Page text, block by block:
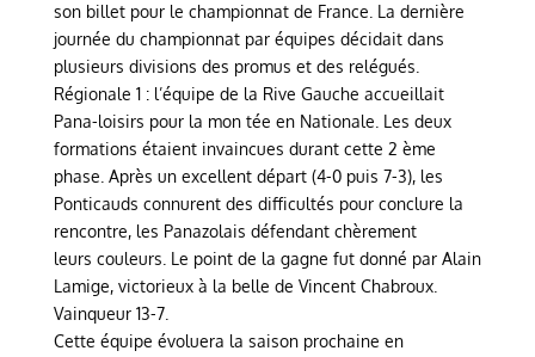
son billet pour le championnat de France. La dernière
journée du championnat par équipes décidait dans
plusieurs divisions des promus et des relégués.
Régionale 1 : l’équipe de la Rive Gauche accueillait
Pana-loisirs pour la mon tée en Nationale. Les deux
formations étaient invaincues durant cette 2 ème
phase. Après un excellent départ (4-0 puis 7-3), les
Ponticauds connurent des difficultés pour conclure la
rencontre, les Panazolais défendant chèrement
leurs couleurs. Le point de la gagne fut donné par Alain
Lamige, victorieux à la belle de Vincent Chabroux.
Vainqueur 13-7.
Cette équipe évoluera la saison prochaine en